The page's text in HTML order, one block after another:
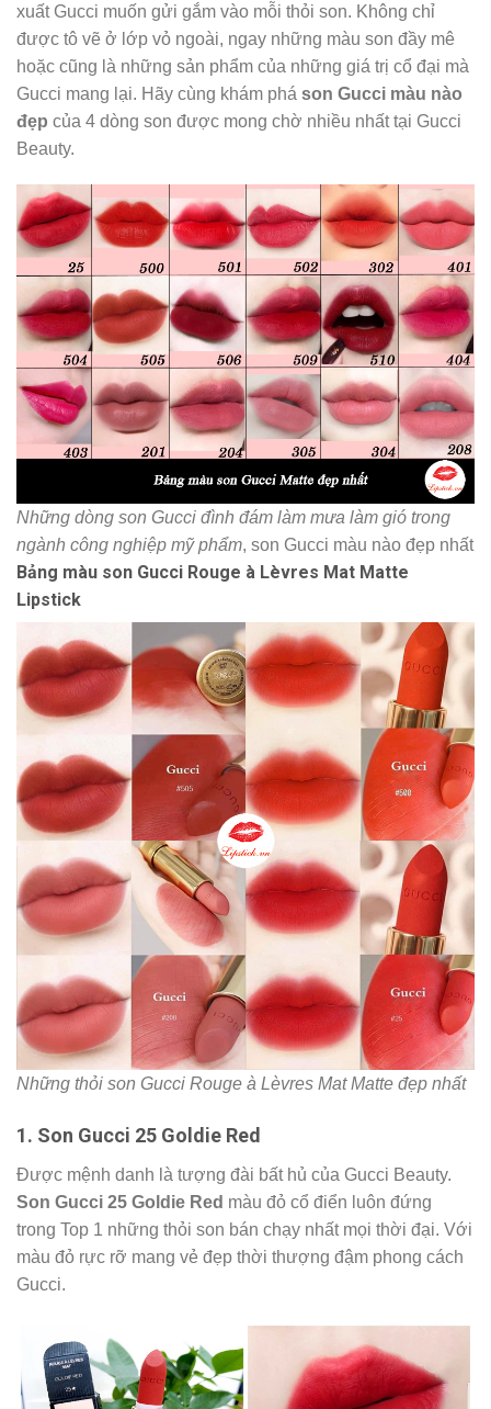
xuất Gucci muốn gửi gắm vào mỗi thỏi son. Không chỉ
được tô vẽ ở lớp vỏ ngoài, ngay những màu son đầy mê
hoặc cũng là những sản phẩm của những giá trị cổ đại mà
Gucci mang lại. Hãy cùng khám phá son Gucci màu nào
đẹp của 4 dòng son được mong chờ nhiều nhất tại Gucci
Beauty.
Những dòng son Gucci đình đám làm mưa làm gió trong
ngành công nghiệp mỹ phẩm, son Gucci màu nào đẹp nhất
Bảng màu son Gucci Rouge à Lèvres Mat Matte
Lipstick
Những thỏi son Gucci Rouge à Lèvres Mat Matte đẹp nhất
1. Son Gucci 25 Goldie Red
Được mệnh danh là tượng đài bất hủ của Gucci Beauty.
Son Gucci 25 Goldie Red màu đỏ cổ điển luôn đứng
trong Top 1 những thỏi son bán chạy nhất mọi thời đại. Với
màu đỏ rực rỡ mang vẻ đẹp thời thượng đậm phong cách
Gucci.